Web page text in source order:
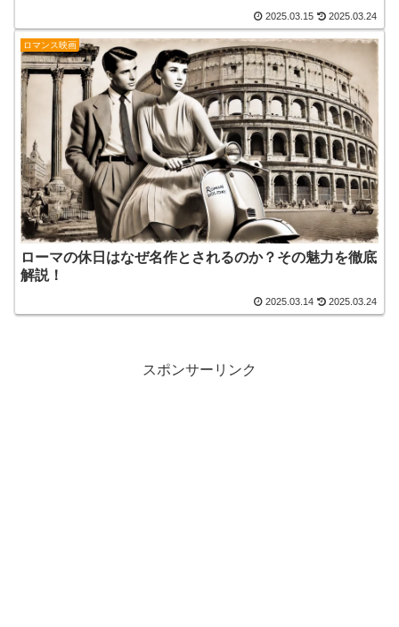
2025.03.15 2025.03.24
ロマンス映画
ローマの休日はなぜ名作とされるのか？その魅力を徹底
解説！
2025.03.14 2025.03.24
スポンサーリンク